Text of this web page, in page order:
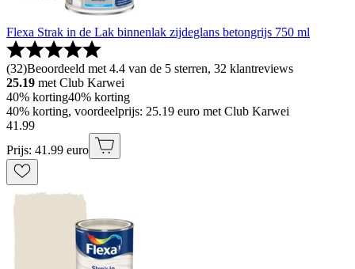
Flexa Strak in de Lak binnenlak zijdeglans betongrijs 750 ml
(32)Beoordeeld met 4.4 van de 5 sterren, 32 klantreviews
25.19 met Club Karwei
40% korting40% korting
40% korting, voordeelprijs: 25.19 euro met Club Karwei
41 .99
Prijs: 41.99 euro